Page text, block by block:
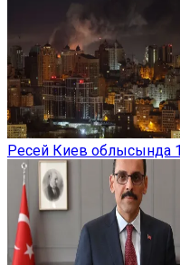
Ресей Киев облысында